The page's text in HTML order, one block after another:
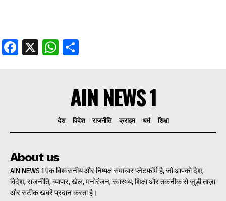
Facebook
X WhatsApp
AIN NEWS 1
देश विदेश राजनीति क्राइम धर्म शिक्षा
About us
AIN NEWS 1 एक विश्वसनीय और निष्पक्ष समाचार प्लेटफॉर्म है, जो आपको देश,
विदेश, राजनीति, व्यापार, खेल, मनोरंजन, स्वास्थ्य, शिक्षा और तकनीक से जुड़ी ताज़ा
और सटीक खबरें प्रदान करता है।